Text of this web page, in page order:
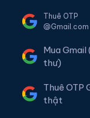
Thuê OTP
Mua Gmail
thư)
Thuê OTP
thật
Dịch Vụ
Bùng nổ kênh
trưởng toàn